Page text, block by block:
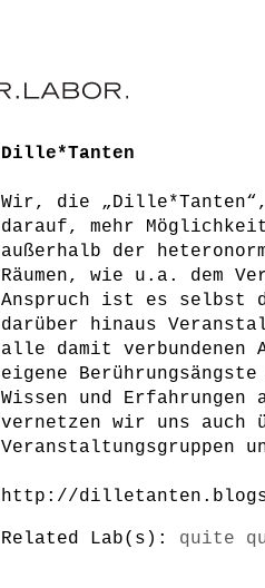
Dille*Tanten
Wir, die
darauf, mehr
außerhalb der
Räumen, wie u.a. dem
Anspruch ist es selbst
darüber hinaus
alle damit verbundenen
eigene
Wissen und
vernetzen wir uns auch
Veranstaltungsgruppen
http://
Related Lab(s): quite